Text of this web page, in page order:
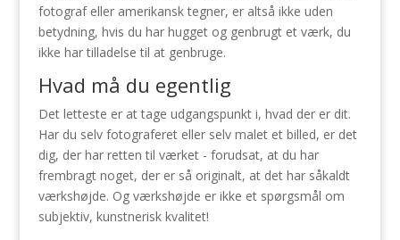
fotograf eller amerikansk tegner, er altså ikke uden
betydning, hvis du har hugget og genbrugt et værk, du
ikke har tilladelse til at genbruge.
Hvad må du egentlig
Det letteste er at tage udgangspunkt i, hvad der er dit.
Har du selv fotograferet eller selv malet et billed, er det
dig, der har retten til værket - forudsat, at du har
frembragt noget, der er så originalt, at det har såkaldt
værkshøjde. Og værkshøjde er ikke et spørgsmål om
subjektiv, kunstnerisk kvalitet!